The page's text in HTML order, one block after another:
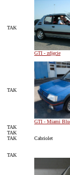
TAK
GTI - zdjęcie
TAK
GTI - Miami
TAK
TAK
TAK
Cabriolet
TAK